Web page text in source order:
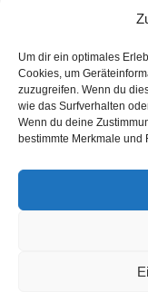
Um dir ein optimales
Cookies, um
zuzugreifen. Wenn du
wie das Surfverhalten
Wenn du deine
bestimmte Merkmale